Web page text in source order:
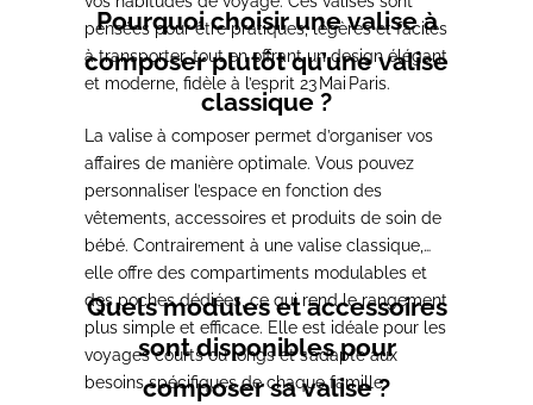
pensées pour être pratiques, légères et faciles
à transporter, tout en offrant un design élégant
et moderne, fidèle à l’esprit 23 Mai Paris.
Pourquoi choisir une valise à
composer plutôt qu’une valise
classique ?
La valise à composer permet d’organiser vos
affaires de manière optimale. Vous pouvez
personnaliser l’espace en fonction des
vêtements, accessoires et produits de soin de
bébé. Contrairement à une valise classique,
elle offre des compartiments modulables et
des poches dédiées, ce qui rend le rangement
plus simple et efficace. Elle est idéale pour les
voyages courts ou longs et s’adapte aux
besoins spécifiques de chaque famille.
Quels modules et accessoires
sont disponibles pour
composer sa valise ?